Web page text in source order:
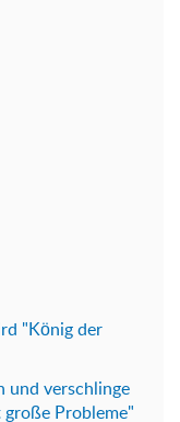
"König der
und verschlinge
große Probleme"